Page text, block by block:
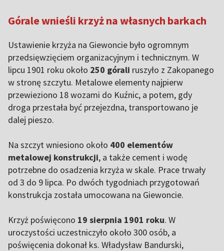
Górale wnieśli krzyż na własnych barkach
Ustawienie krzyża na Giewoncie było ogromnym
przedsięwzięciem organizacyjnym i technicznym. W
lipcu 1901 roku około 250 górali ruszyło z Zakopanego
w stronę szczytu. Metalowe elementy najpierw
przewieziono 18 wozami do Kuźnic, a potem, gdy
droga przestała być przejezdna, transportowano je
dalej pieszo.
Na szczyt wniesiono około 400 elementów
metalowej konstrukcji, a także cement i wodę
potrzebne do osadzenia krzyża w skale. Prace trwały
od 3 do 9 lipca. Po dwóch tygodniach przygotowań
konstrukcja została umocowana na Giewoncie.
Krzyż poświęcono 19 sierpnia 1901 roku. W
uroczystości uczestniczyło około 300 osób, a
poświęcenia dokonał ks. Władysław Bandurski,